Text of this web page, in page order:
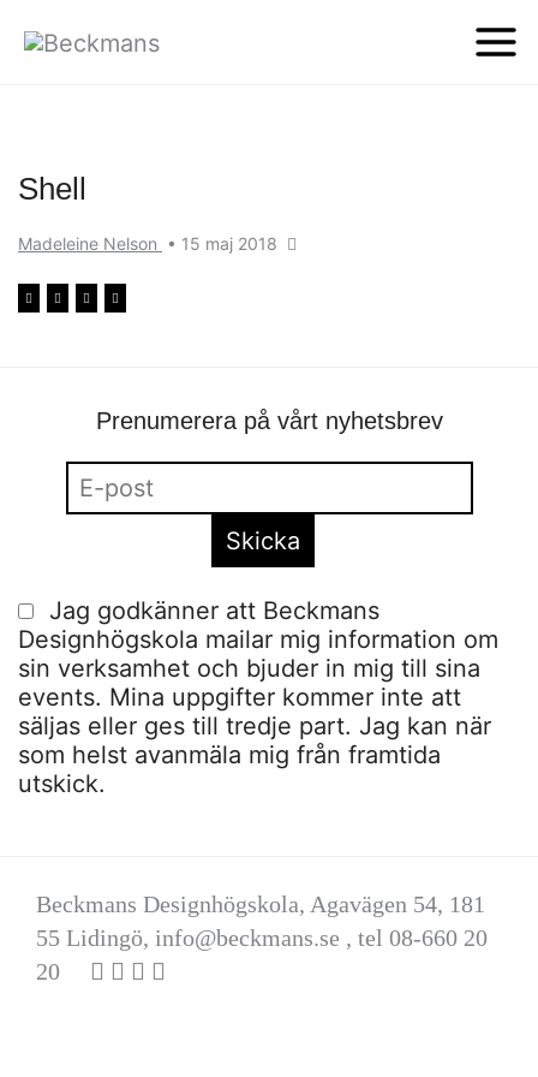
Shell
Madeleine Nelson • 15 maj 2018
Prenumerera på vårt nyhetsbrev
Jag godkänner att Beckmans
Designhögskola mailar mig information om
sin verksamhet och bjuder in mig till sina
events. Mina uppgifter kommer inte att
säljas eller ges till tredje part. Jag kan när
som helst avanmäla mig från framtida
utskick.
Beckmans Designhögskola, Agavägen 54, 181
55 Lidingö, info@beckmans.se , tel 08-660 20
20